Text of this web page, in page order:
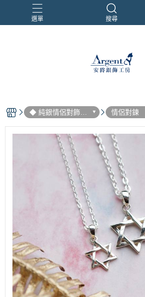
選單 搜尋
扁鍊 照片項鍊
◆ 純銀情侶對飾
(一對價)
情侶對鍊